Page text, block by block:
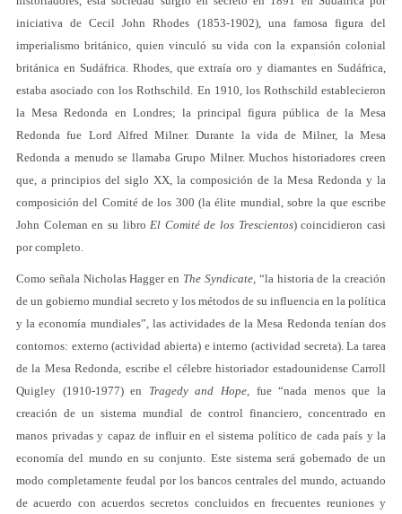
iniciativa de Cecil John Rhodes (1853-1902), una famosa figura del
imperialismo británico, quien vinculó su vida con la expansión colonial
británica en Sudáfrica. Rhodes, que extraía oro y diamantes en Sudáfrica,
estaba asociado con los Rothschild. En 1910, los Rothschild establecieron
la Mesa Redonda en Londres; la principal figura pública de la Mesa
Redonda fue Lord Alfred Milner. Durante la vida de Milner, la Mesa
Redonda a menudo se llamaba Grupo Milner. Muchos historiadores creen
que, a principios del siglo XX, la composición de la Mesa Redonda y la
composición del Comité de los 300 (la élite mundial, sobre la que escribe
John Coleman en su libroEl Comité de los Trescientos) coincidieron casi
por completo.
Como señala Nicholas Hagger en The Syndicate, “la historia de la creación
de un gobierno mundial secreto y los métodos de su influencia en la política
y la economía mundiales”, las actividades de la Mesa Redonda tenían dos
contornos: externo (actividad abierta) e interno (actividad secreta). La tarea
de la Mesa Redonda, escribe el célebre historiador estadounidense Carroll
Quigley (1910-1977) en Tragedy and Hope, fue “nada menos que la
creación de un sistema mundial de control financiero, concentrado en
manos privadas y capaz de influir en el sistema político de cada país y la
economía del mundo en su conjunto. Este sistema será gobernado de un
modo completamente feudal por los bancos centrales del mundo, actuando
de acuerdo con acuerdos secretos concluidos en frecuentes reuniones y